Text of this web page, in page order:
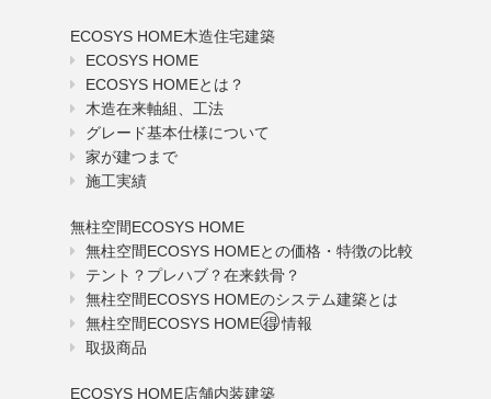
ECOSYS HOME木造住宅建築
ECOSYS HOME
ECOSYS HOMEとは？
木造在来軸組、工法
グレード基本仕様について
家が建つまで
施工実績
無柱空間ECOSYS HOME
無柱空間ECOSYS HOMEとの価格・特徴の比較
テント？プレハブ？在来鉄骨？
無柱空間ECOSYS HOMEのシステム建築とは
無柱空間ECOSYS HOME得情報
取扱商品
ECOSYS HOME店舗内装建築